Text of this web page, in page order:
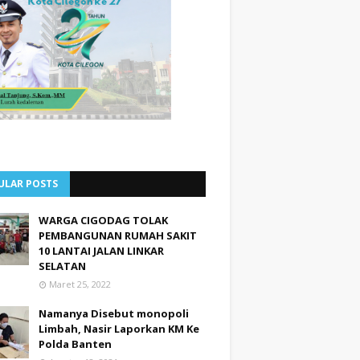
POSTS
WARGA CIGODAG TOLAK
PEMBANGUNAN RUMAH SAKIT
10 LANTAI JALAN LINKAR
SELATAN
Maret 25, 2022
Namanya Disebut monopoli
Limbah, Nasir Laporkan KM Ke
Polda Banten